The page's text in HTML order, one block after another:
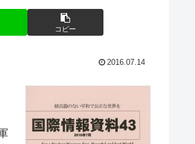
コピー
2016.07.14